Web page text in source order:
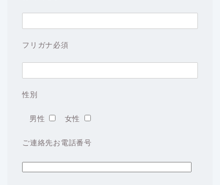
フリガナ必須
性別
男性 女性
ご連絡先お電話番号